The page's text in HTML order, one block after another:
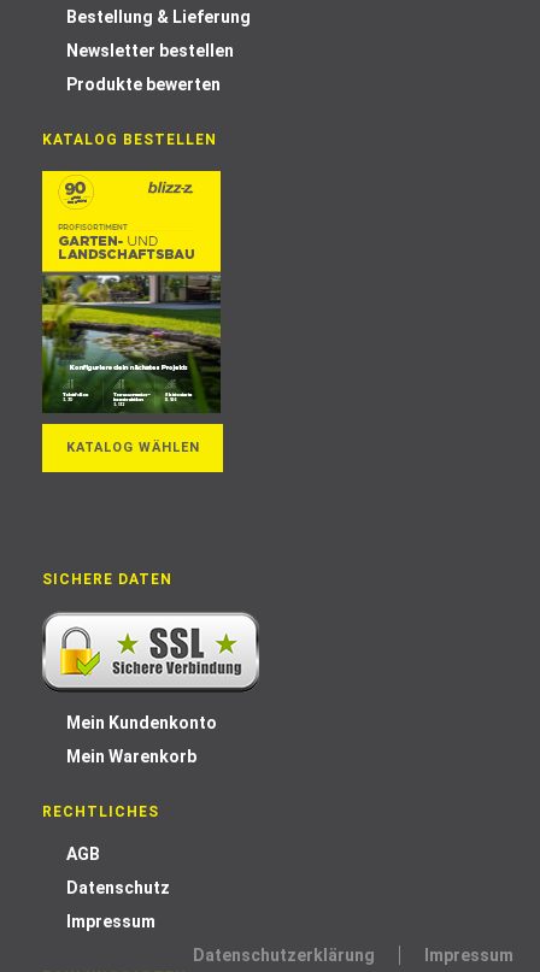
Datenschutzerklärung
Impressum
Bestellung & Lieferung
Newsletter bestellen
Produkte bewerten
KATALOG BESTELLEN
KATALOG WÄHLEN
SICHERE DATEN
Mein Kundenkonto
Mein Warenkorb
RECHTLICHES
AGB
Datenschutz
Impressum